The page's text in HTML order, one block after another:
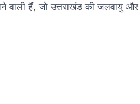
वाली हैं, जो उत्तराखंड की जलवायु